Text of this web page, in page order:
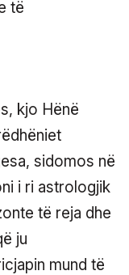
të
kjo Hënë
sidomos në
i ri astrologjik
të reja dhe
ju
mund të